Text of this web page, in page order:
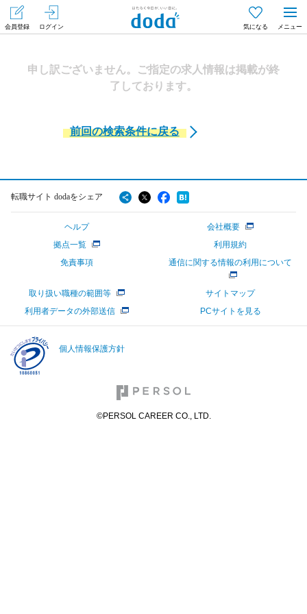
会員登録
ログイン
気になる
申し訳ございません。ご指定の求人情報は掲載が終
了しております。
前回の検索条件に戻る
転職サイト dodaをシェア
ヘルプ
会社概要
拠点一覧
利用規約
免責事項
通信に関する情報の利用について
取り扱い職種の範囲等
サイトマップ
利用者データの外部送信
PCサイトを見る
個人情報保護方針
©PERSOL CAREER CO., LTD.